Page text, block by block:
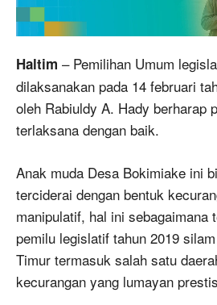
Haltim – Pemilihan Umum
dilaksanakan pada 14 februari
oleh Rabiuldy A. Hady berharap
terlaksana dengan baik.
Anak muda Desa Bokimiake ini
terciderai dengan bentuk
manipulatif, hal ini sebagaimana
pemilu legislatif tahun 2019
Timur termasuk salah satu
kecurangan yang lumayan